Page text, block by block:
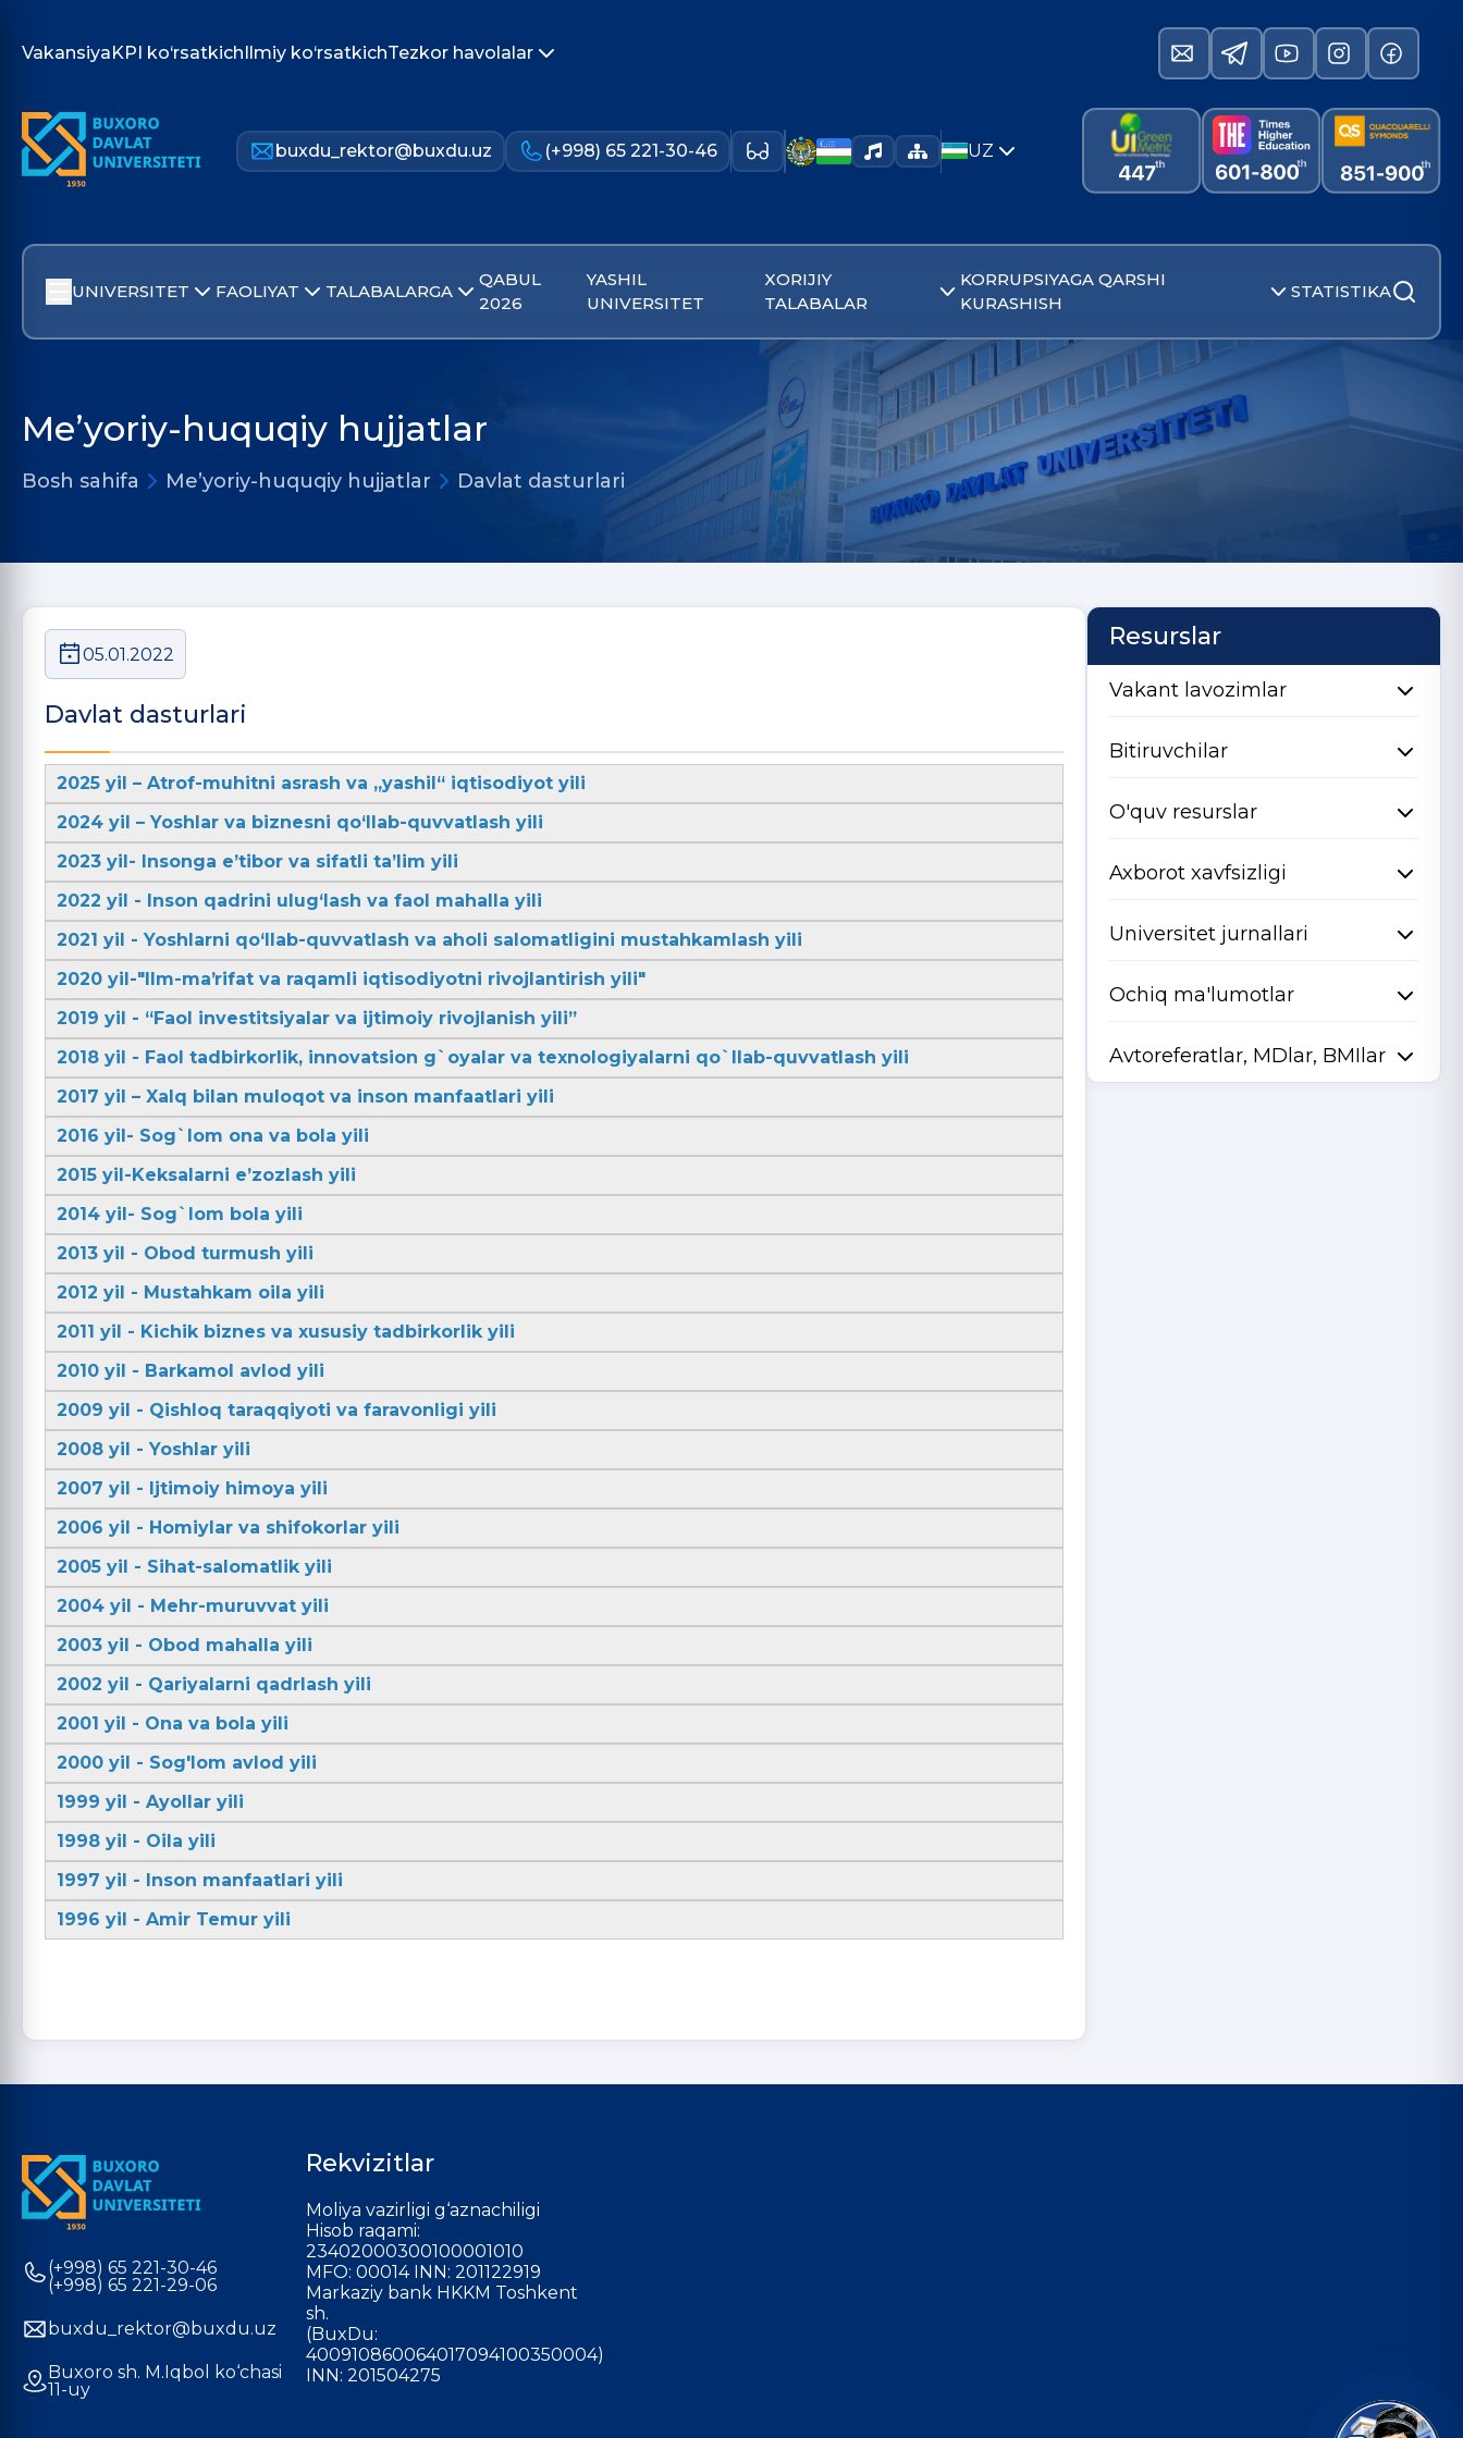
VakansiyaKPI ko‘rsatkichIlmiy ko‘rsatkichTezkor havolalar
buxdu_rektor@buxdu.uz (+998) 65 221-30-46 UZ
UNIVERSITET FAOLIYAT TALABALARGA
QABUL
2026
YASHIL
UNIVERSITET
XORIJIY
TALABALAR
KORRUPSIYAGA QARSHI
KURASHISH
STATISTIKA
Me’yoriy-huquqiy hujjatlar
Bosh sahifa Me’yoriy-huquqiy hujjatlar Davlat dasturlari
05.01.2022
Davlat dasturlari
2025 yil – Atrof-muhitni asrash va „yashil“ iqtisodiyot yili
2024 yil – Yoshlar va biznesni qo‘llab-quvvatlash yili
2023 yil- Insonga e’tibor va sifatli ta’lim yili
2022 yil - Inson qadrini ulug‘lash va faol mahalla yili
2021 yil - Yoshlarni qo‘llab-quvvatlash va aholi salomatligini mustahkamlash yili
2020 yil-"Ilm-maʼrifat va raqamli iqtisodiyotni rivojlantirish yili"
2019 yil - “Faol investitsiyalar va ijtimoiy rivojlanish yili”
2018 yil - Faol tadbirkorlik, innovatsion g`oyalar va texnologiyalarni qo`llab-quvvatlash yili
2017 yil – Xalq bilan muloqot va inson manfaatlari yili
2016 yil- Sog`lom ona va bola yili
2015 yil-Keksalarni e’zozlash yili
2014 yil- Sog`lom bola yili
2013 yil - Obod turmush yili
2012 yil - Mustahkam oila yili
2011 yil - Kichik biznes va xususiy tadbirkorlik yili
2010 yil - Barkamol avlod yili
2009 yil - Qishloq taraqqiyoti va faravonligi yili
2008 yil - Yoshlar yili
2007 yil - Ijtimoiy himoya yili
2006 yil - Homiylar va shifokorlar yili
2005 yil - Sihat-salomatlik yili
2004 yil - Mehr-muruvvat yili
2003 yil - Obod mahalla yili
2002 yil - Qariyalarni qadrlash yili
2001 yil - Ona va bola yili
2000 yil - Sog'lom avlod yili
1999 yil - Ayollar yili
1998 yil - Oila yili
1997 yil - Inson manfaatlari yili
1996 yil - Amir Temur yili
Resurslar
Vakant lavozimlar
Bitiruvchilar
O'quv resurslar
Axborot xavfsizligi
Universitet jurnallari
Ochiq ma'lumotlar
Avtoreferatlar, MDlar, BMIlar
(+998) 65 221-30-46
(+998) 65 221-29-06
buxdu_rektor@buxdu.uz
Buxoro sh. M.Iqbol ko‘chasi
11-uy
Rekvizitlar
Moliya vazirligi g‘aznachiligi
Hisob raqami:
23402000300100001010
MFO: 00014 INN: 201122919
Markaziy bank HKKM Toshkent
sh.
(BuxDu:
400910860064017094100350004)
INN: 201504275